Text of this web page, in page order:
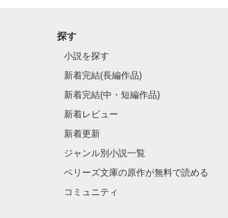
探す
小説を探す
新着完結(長編作品)
新着完結(中・短編作品)
新着レビュー
新着更新
ジャンル別小説一覧
ベリーズ文庫の原作が無料で読める
コミュニティ